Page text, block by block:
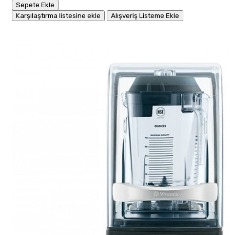
Sepete Ekle
Karşılaştırma listesine ekle
Alışveriş Listeme Ekle